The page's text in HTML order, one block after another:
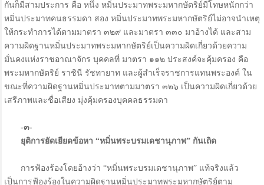
กันก็มีสามประการ คือ หนึ่ง หมิ่นประมาทพระมหากษัตริย์มีโทษหนักกว่า
หมิ่นประมาทคนธรรมดา สอง หมิ่นประมาทพระมหากษัตริย์ไม่อาจนำเหตุ
ให้กระทำการได้ตามมาตรา ๓๒๙ และมาตรา ๓๓๐ มาอ้างได้ และสาม
ความผิดฐานหมิ่นประมาทพระมหากษัตริย์เป็นความผิดเกี่ยวด้วยความ
มั่นคงแห่งราชอาณาจักร บุคคลที่ มาตรา ๑๑๒ ประสงค์จะคุ้มครอง คือ
พระมหากษัตริย์ ราชินี รัชทายาท และผู้สำเร็จราชการแทนพระองค์ ใน
ขณะที่ความผิดฐานหมิ่นประมาทตามมาตรา ๓๒๖ เป็นความผิดเกี่ยวด้วย
เสรีภาพและชื่อเสียง มุ่งคุ้มครองบุคคลธรรมดา
-๓-
ยุติการยัดเยียดข้อหา “หมิ่นพระบรมเดชานุภาพ” กันเถิด
การฟ้องร้องโดยอ้างว่า “หมิ่นพระบรมเดชานุภาพ” แท้จริงแล้ว
เป็นการฟ้องร้องในความผิดฐานหมิ่นประมาทพระมหากษัตริย์ตาม